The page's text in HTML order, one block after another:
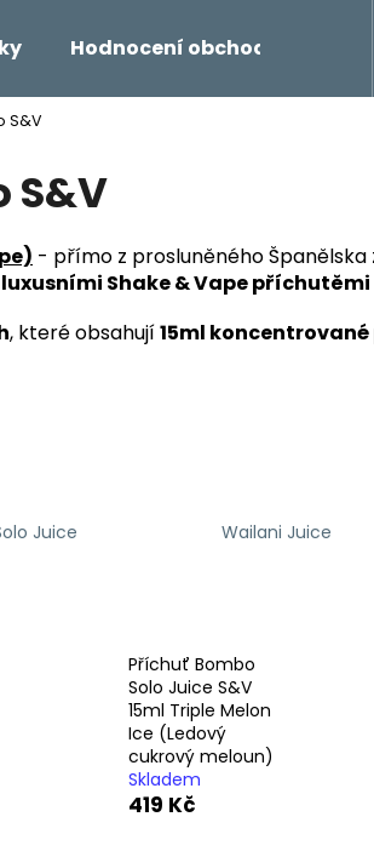
Hodnocení obchodu
S&V
S&V
- přímo z prosluněného
luxusními Shake & Vape příchutěmi
, které obsahují15ml
Juice Wailani Juice
Příchuť Bombo
Solo Juice S&V
15ml Triple Melon
Ice (Ledový
cukrový meloun)
Skladem
419 Kč